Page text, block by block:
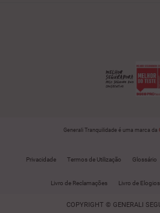
Generali Tranquilidade é uma marca da
Privacidade Termos de Utilização Glossário
Livro de Reclamações Livro de Elogios
COPYRIGHT © GENERALI